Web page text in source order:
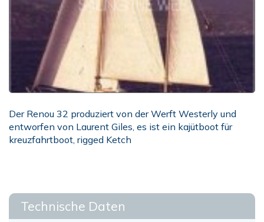
Der Renou 32 produziert von der Werft Westerly und
entworfen von Laurent Giles, es ist ein kajütboot für
kreuzfahrtboot, rigged Ketch
Technische Daten